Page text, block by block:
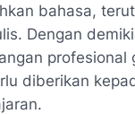
bahasa,
Dengan
profesional
diberikan